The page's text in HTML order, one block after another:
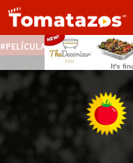
PELÍCULAS STREAMING